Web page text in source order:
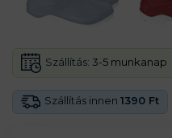
Szállítás innen 1390 Ft
Szállítás: 3-5 munkanap